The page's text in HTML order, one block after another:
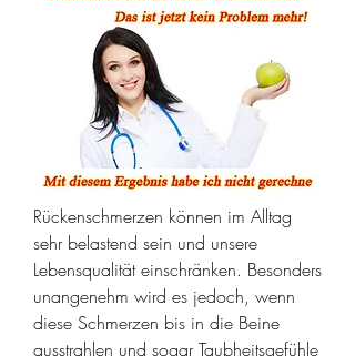
Rückenschmerzen können im Alltag
sehr belastend sein und unsere
Lebensqualität einschränken. Besonders
unangenehm wird es jedoch, wenn
diese Schmerzen bis in die Beine
ausstrahlen und sogar Taubheitsgefühle